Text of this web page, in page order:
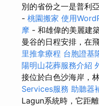
別的省份之一是普利
- 桃園搬家 使用
摩 - 和雄偉的美麗建
曼谷的日程安排，在
里推拿療程 台胞證基
陽明山花葬服務介紹
接位於白色沙海岸，
Services服務 助聽器
Lagun系統時，它距